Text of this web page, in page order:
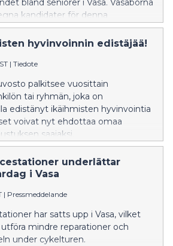
bland seniorer i Vasa. Vasaborna
kandidater för denna
hyvinvoinnin edistäjää!
| Tiedote
palkitsee vuosittain
tai ryhmän, joka on
edistänyt ikäihmisten hyvinvointia
voivat nyt ehdottaa omaa
saajaksi.
underlättar
i Vasa
| Pressmeddelande
har satts upp i Vasa, vilket
mindre reparationer och
under cykelturen.